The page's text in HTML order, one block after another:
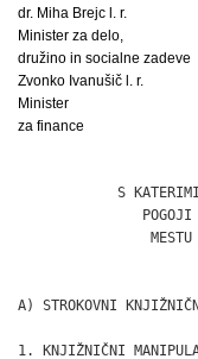
dr. Miha Brejc l. r.
Minister za delo,
družino in socialne zadeve
Zvonko Ivanušič l. r.
Minister
za finance
S
A) STROKOVNI
1. KNJIŽNIČNI